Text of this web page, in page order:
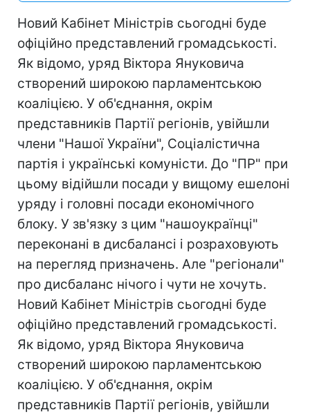
Новий Кабінет Міністрів сьогодні буде
офіційно представлений громадськості.
Як відомо, уряд Віктора Януковича
створений широкою парламентською
коаліцією. У об'єднання, окрім
представників Партії регіонів, увійшли
члени "Нашої України", Соціалістична
партія і українські комуністи. До "ПР" при
цьому відійшли посади у вищому ешелоні
уряду і головні посади економічного
блоку. У зв'язку з цим "нашоукраїнці"
переконані в дисбалансі і розраховують
на перегляд призначень. Але "регіонали"
про дисбаланс нічого і чути не хочуть.
Новий Кабінет Міністрів сьогодні буде
офіційно представлений громадськості.
Як відомо, уряд Віктора Януковича
створений широкою парламентською
коаліцією. У об'єднання, окрім
представників Партії регіонів, увійшли